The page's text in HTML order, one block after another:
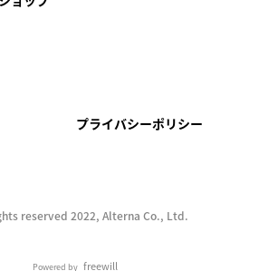
プライバシーポリシー
reserved 2022, Alterna Co., Ltd.
Powered by freewill